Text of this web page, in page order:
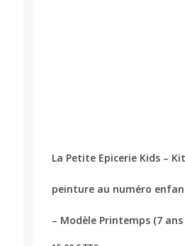
La Petite Epicerie Kids – Kit
peinture au numéro
– Modèle Printemps (7 ans